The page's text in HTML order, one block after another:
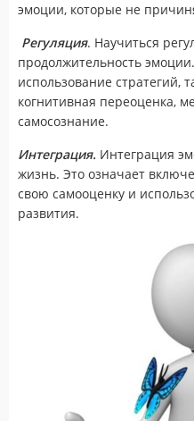
эмоции, которые не
Регуляция. Научиться
продолжительность
использование стратегий,
когнитивная переоценка,
самосознание.
Интеграция. Интеграция
жизнь. Это означает
свою самооценку и
развития.